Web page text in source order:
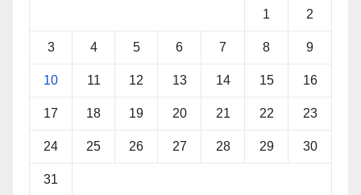
1 2
3 4 5 6 7 8 9
10 11 12 13 14 15 16
17 18 19 20 21 22 23
24 25 26 27 28 29 30
31